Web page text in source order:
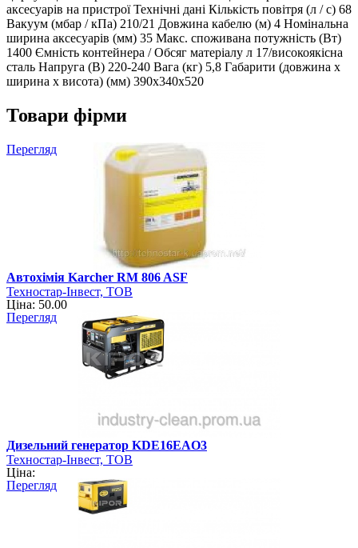
аксесуарів на пристрої Технічні дані Кількість повітря (л / с) 68
Вакуум (мбар / кПа) 210/21 Довжина кабелю (м) 4 Номінальна
ширина аксесуарів (мм) 35 Макс. споживана потужність (Вт)
1400 Ємність контейнера / Обсяг матеріалу л 17/високоякісна
сталь Напруга (В) 220-240 Вага (кг) 5,8 Габарити (довжина х
ширина х висота) (мм) 390x340x520
Товари фірми
Перегляд
Автохімія Karcher RM 806 ASF
Техностар-Інвест, ТОВ
Ціна: 50.00
Перегляд
Дизельний генератор KDE16ЕAO3
Техностар-Інвест, ТОВ
Ціна:
Перегляд